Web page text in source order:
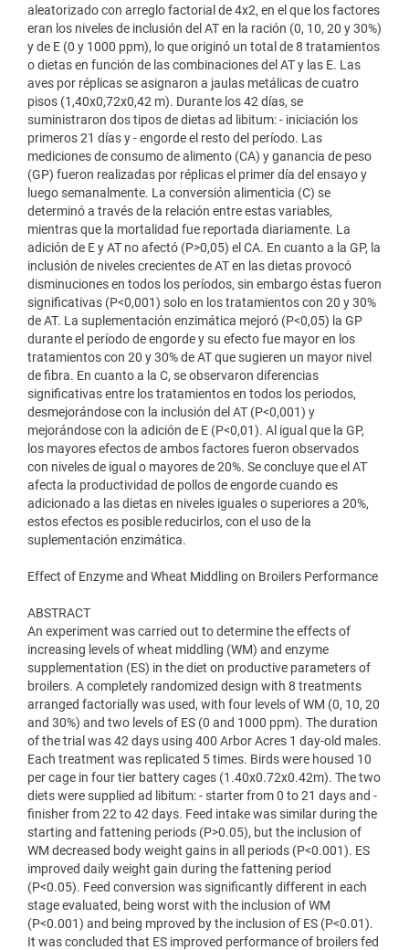
aleatorizado con arreglo factorial de 4x2, en el que los factores
eran los niveles de inclusión del AT en la ración (0, 10, 20 y 30%)
y de E (0 y 1000 ppm), lo que originó un total de 8 tratamientos
o dietas en función de las combinaciones del AT y las E. Las
aves por réplicas se asignaron a jaulas metálicas de cuatro
pisos (1,40x0,72x0,42 m). Durante los 42 días, se
suministraron dos tipos de dietas ad libitum: - iniciación los
primeros 21 días y - engorde el resto del período. Las
mediciones de consumo de alimento (CA) y ganancia de peso
(GP) fueron realizadas por réplicas el primer día del ensayo y
luego semanalmente. La conversión alimenticia (C) se
determinó a través de la relación entre estas variables,
mientras que la mortalidad fue reportada diariamente. La
adición de E y AT no afectó (P>0,05) el CA. En cuanto a la GP, la
inclusión de niveles crecientes de AT en las dietas provocó
disminuciones en todos los períodos, sin embargo éstas fueron
significativas (P<0,001) solo en los tratamientos con 20 y 30%
de AT. La suplementación enzimática mejoró (P<0,05) la GP
durante el período de engorde y su efecto fue mayor en los
tratamientos con 20 y 30% de AT que sugieren un mayor nivel
de fibra. En cuanto a la C, se observaron diferencias
significativas entre los tratamientos en todos los periodos,
desmejorándose con la inclusión del AT (P<0,001) y
mejorándose con la adición de E (P<0,01). Al igual que la GP,
los mayores efectos de ambos factores fueron observados
con niveles de igual o mayores de 20%. Se concluye que el AT
afecta la productividad de pollos de engorde cuando es
adicionado a las dietas en niveles iguales o superiores a 20%,
estos efectos es posible reducirlos, con el uso de la
suplementación enzimática.
Effect of Enzyme and Wheat Middling on Broilers Performance
ABSTRACT
An experiment was carried out to determine the effects of
increasing levels of wheat middling (WM) and enzyme
supplementation (ES) in the diet on productive parameters of
broilers. A completely randomized design with 8 treatments
arranged factorially was used, with four levels of WM (0, 10, 20
and 30%) and two levels of ES (0 and 1000 ppm). The duration
of the trial was 42 days using 400 Arbor Acres 1 day-old males.
Each treatment was replicated 5 times. Birds were housed 10
per cage in four tier battery cages (1.40x0.72x0.42m). The two
diets were supplied ad libitum: - starter from 0 to 21 days and -
finisher from 22 to 42 days. Feed intake was similar during the
starting and fattening periods (P>0.05), but the inclusion of
WM decreased body weight gains in all periods (P<0.001). ES
improved daily weight gain during the fattening period
(P<0.05). Feed conversion was significantly different in each
stage evaluated, being worst with the inclusion of WM
(P<0.001) and being mproved by the inclusion of ES (P<0.01).
It was concluded that ES improved performance of broilers fed